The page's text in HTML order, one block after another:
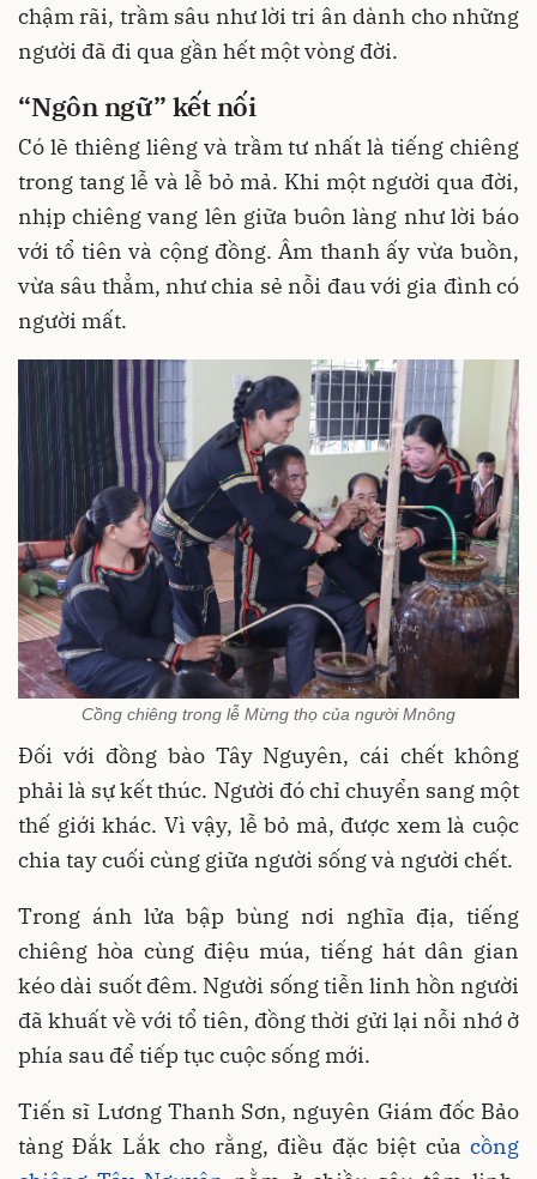
chậm rãi, trầm sâu như lời tri ân dành cho những
người đã đi qua gần hết một vòng đời.
“Ngôn ngữ” kết nối
Có lẽ thiêng liêng và trầm tư nhất là tiếng chiêng
trong tang lễ và lễ bỏ mả. Khi một người qua đời,
nhịp chiêng vang lên giữa buôn làng như lời báo
với tổ tiên và cộng đồng. Âm thanh ấy vừa buồn,
vừa sâu thẳm, như chia sẻ nỗi đau với gia đình có
người mất.
Cồng chiêng trong lễ Mừng thọ của người Mnông
Đối với đồng bào Tây Nguyên, cái chết không
phải là sự kết thúc. Người đó chỉ chuyển sang một
thế giới khác. Vì vậy, lễ bỏ mả, được xem là cuộc
chia tay cuối cùng giữa người sống và người chết.
Trong ánh lửa bập bùng nơi nghĩa địa, tiếng
chiêng hòa cùng điệu múa, tiếng hát dân gian
kéo dài suốt đêm. Người sống tiễn linh hồn người
đã khuất về với tổ tiên, đồng thời gửi lại nỗi nhớ ở
phía sau để tiếp tục cuộc sống mới.
Tiến sĩ Lương Thanh Sơn, nguyên Giám đốc Bảo
tàng Đắk Lắk cho rằng, điều đặc biệt của cồng